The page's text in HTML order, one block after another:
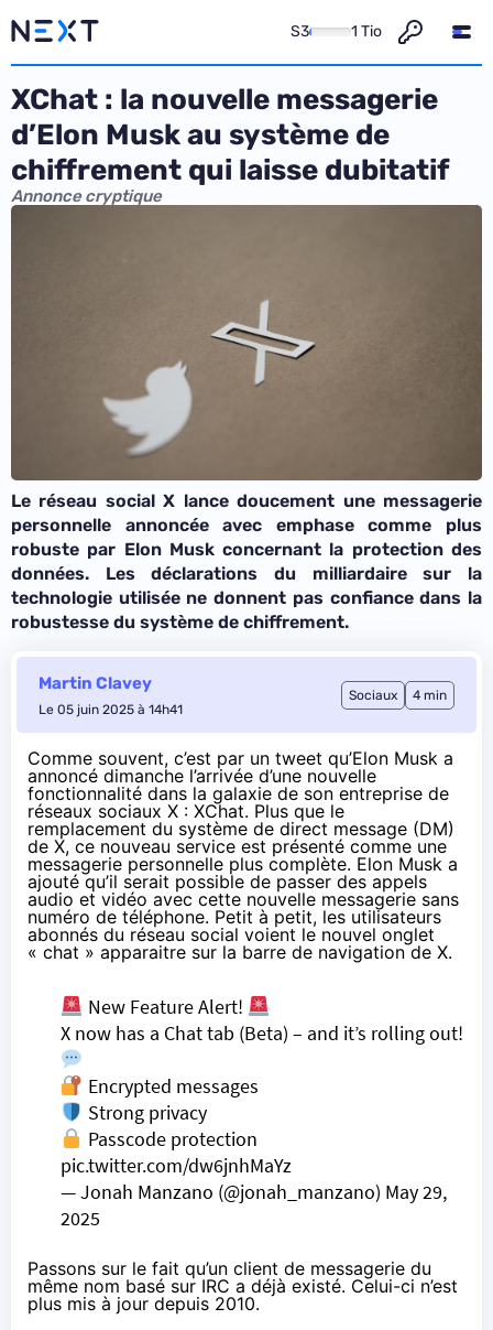
S3 1 Tio
XChat : la nouvelle messagerie
d’Elon Musk au système de
chiffrement qui laisse dubitatif
Annonce cryptique
Le réseau social X lance doucement une messagerie
personnelle annoncée avec emphase comme plus
robuste par Elon Musk concernant la protection des
données. Les déclarations du milliardaire sur la
technologie utilisée ne donnent pas confiance dans la
robustesse du système de chiffrement.
Martin Clavey
Le 05 juin 2025 à 14h41
Sociaux 4 min
Comme souvent, c’est par un tweet qu’Elon Musk a
annoncé dimanche l’arrivée d’une nouvelle
fonctionnalité dans la galaxie de son entreprise de
réseaux sociaux X : XChat. Plus que le
remplacement du système de direct message (DM)
de X, ce nouveau service est présenté comme une
messagerie personnelle plus complète. Elon Musk a
ajouté qu’il serait possible de passer des appels
audio et vidéo avec cette nouvelle messagerie sans
numéro de téléphone. Petit à petit, les utilisateurs
abonnés du réseau social voient le nouvel onglet
« chat » apparaitre sur la barre de navigation de X.
New Feature Alert!
X now has a Chat tab (Beta) – and it’s rolling out!
Encrypted messages
Strong privacy
Passcode protection
pic.twitter.com/dw6jnhMaYz
— Jonah Manzano (@jonah_manzano) May 29,
2025
Passons sur le fait qu’un client de messagerie du
même nom basé sur IRC a déjà existé. Celui-ci n’est
plus mis à jour depuis 2010.